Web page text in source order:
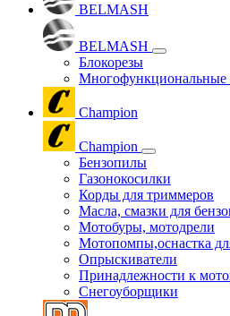
BELMASH
BELMASH
Блокорезы
Многофункциональные
Champion
Champion
Бензопилы
Газонокосилки
Корды для триммеров
Масла, смазки для
Мотобуры, мотодрели
Мотопомпы,оснастка
Опрыскиватели
Принадлежности к
Снегоуборщики